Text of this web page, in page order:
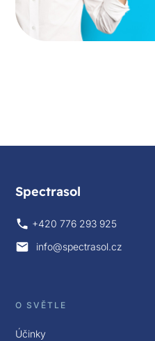
Spectrasol
+420 776 293 925
info@spectrasol.cz
O SVĚTLE
Účinky